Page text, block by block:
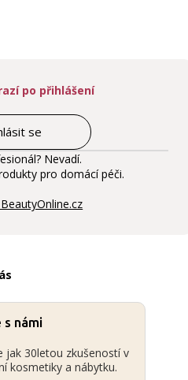
po přihlášení
se
Nevadí.
pro domácí péči.
námi
jak 30letou zkušeností v
kosmetiky a nábytku.